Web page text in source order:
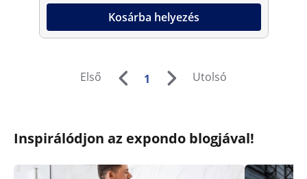
Kosárba helyezés
Első 1 Utolsó
Inspirálódjon az expondo blogjával!